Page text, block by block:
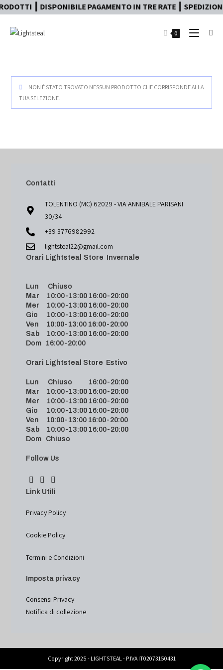
┃ DISPONIBILE PAGAMENTO IN TRE RATE ┃
0
NON È STATO TROVATO NESSUN PRODOTTO CHE CORRISPONDE ALLA
TUA SELEZIONE.
Contatti
TOLENTINO (MC) 62029 - VIA ANNIBALE PARISANI
30/34
+39 3776982992
lightsteal22@gmail.com
Orari Lightsteal Store Invernale
Lun Chiuso
Mar 10:00-13:00 16:00-20:00
Mer 10:00-13:00 16:00-20:00
Gio 10:00-13:00 16:00-20:00
Ven 10:00-13:00 16:00-20:00
Sab 10:00-13:00 16:00-20:00
Dom 16:00-20:00
Orari Lightsteal Store Estivo
Lun Chiuso 16:00-20:00
Mar 10:00-13:00 16:00-20:00
Mer 10:00-13:00 16:00-20:00
Gio 10:00-13:00 16:00-20:00
Ven 10:00-13:00 16:00-20:00
Sab 10:00-13:00 16:00-20:00
Dom Chiuso
Follow Us
Link Utili
Privacy Policy
Cookie Policy
Termini e Condizioni
Imposta privacy
Consensi Privacy
Notifica di collezione
Copyright 2025 - LIGHTSTEAL - P.IVA IT02073150431